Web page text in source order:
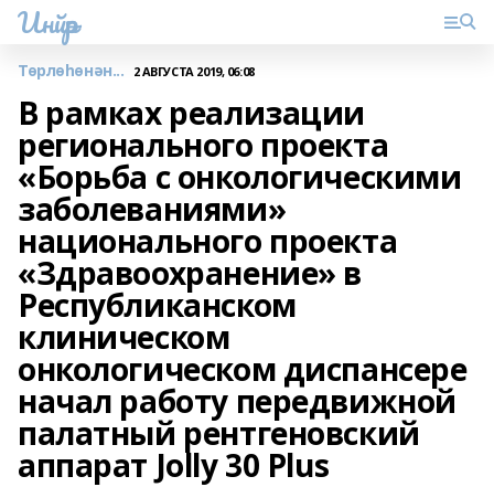
Инйәр
Төрлөһөнән... 2 АВГУСТА 2019, 06:08
В рамках реализации
регионального проекта
«Борьба с онкологическими
заболеваниями»
национального проекта
«Здравоохранение» в
Республиканском
клиническом
онкологическом диспансере
начал работу передвижной
палатный рентгеновский
аппарат Jolly 30 Plus